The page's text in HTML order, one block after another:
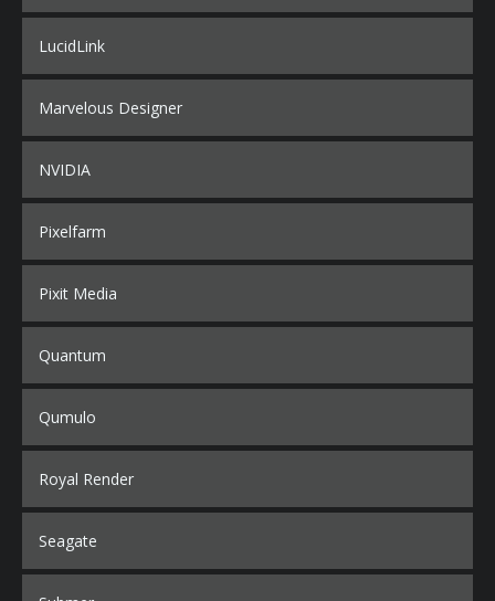
LucidLink
Marvelous Designer
NVIDIA
Pixelfarm
Pixit Media
Quantum
Qumulo
Royal Render
Seagate